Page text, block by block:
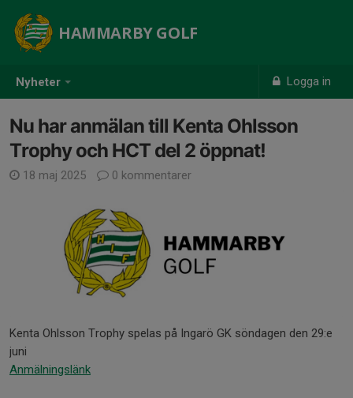
Nyheter Logga in
HAMMARBY GOLF
Nu har anmälan till Kenta Ohlsson
Trophy och HCT del 2 öppnat!
18 maj 2025 0 kommentarer
Kenta Ohlsson Trophy spelas på Ingarö GK söndagen den 29:e
juni
Anmälningslänk